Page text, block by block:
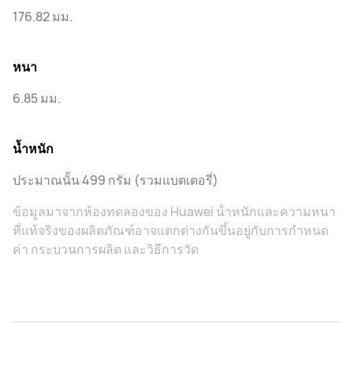
176.82 มม.
หนา
6.85 มม.
น้ำหนัก
ประมาณนั้น 499 กรัม (รวมแบตเตอรี่)
ข้อมูลมาจากห้องทดลองของ Huawei น้ําหนักและความหนา
ที่แท้จริงของผลิตภัณฑ์อาจแตกต่างกันขึ้นอยู่กับการกําหนด
ค่า กระบวนการผลิต และวิธีการวัด